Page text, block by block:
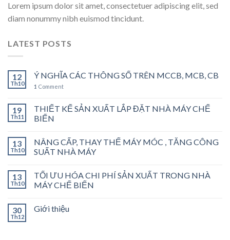
Lorem ipsum dolor sit amet, consectetuer adipiscing elit, sed
diam nonummy nibh euismod tincidunt.
LATEST POSTS
12
Th10
Ý NGHĨA CÁC THÔNG SỐ TRÊN MCCB, MCB, CB
1 Comment
19
Th11
THIẾT KẾ SẢN XUẤT LẮP ĐẶT NHÀ MÁY CHẾ
BIẾN
13
Th10
NÂNG CẤP, THAY THẾ MÁY MÓC , TĂNG CÔNG
SUẤT NHÀ MÁY
13
Th10
TỐI ƯU HÓA CHI PHÍ SẢN XUẤT TRONG NHÀ
MÁY CHẾ BIẾN
30
Th12
Giới thiệu